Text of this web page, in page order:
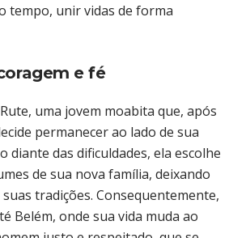
tempo, unir vidas de forma
e fé
uma jovem moabita que, após
permanecer ao lado de sua
diante das dificuldades, ela escolhe
de sua nova família, deixando
tradições. Consequentemente,
Belém, onde sua vida muda ao